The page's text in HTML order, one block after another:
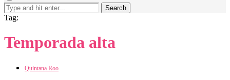
Search
Tag:
Temporada alta
Quintana Roo